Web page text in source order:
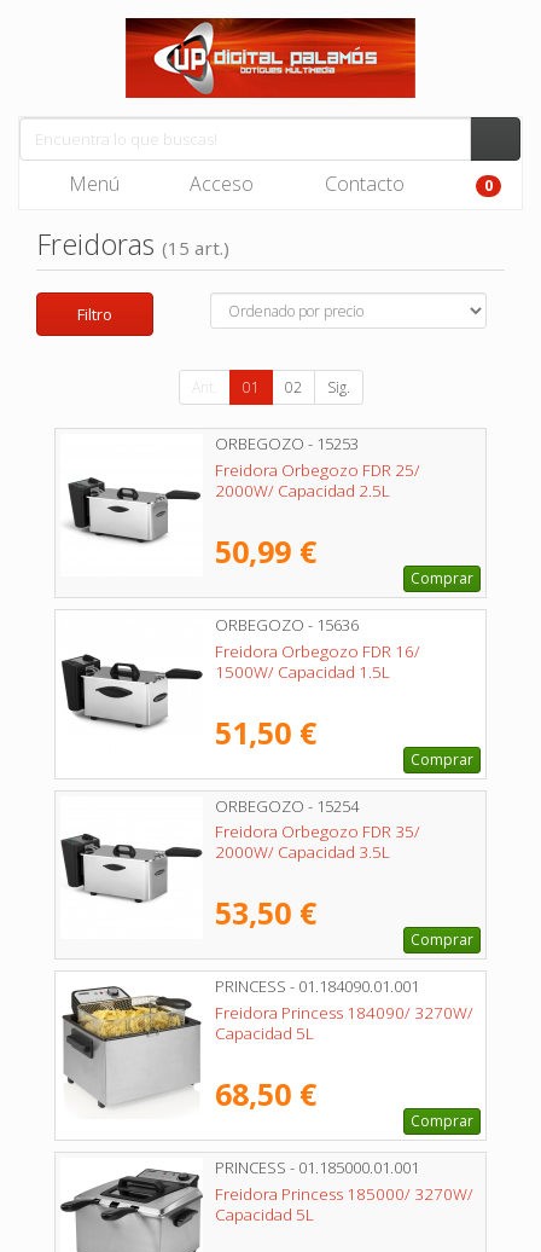
Menú Acceso Contacto 0
Freidoras (15 art.)
Filtro
Ant. 01 02 Sig.
ORBEGOZO - 15253
Freidora Orbegozo FDR 25/
2000W/ Capacidad 2.5L
50,99 €
Comprar
ORBEGOZO - 15636
Freidora Orbegozo FDR 16/
1500W/ Capacidad 1.5L
51,50 €
Comprar
ORBEGOZO - 15254
Freidora Orbegozo FDR 35/
2000W/ Capacidad 3.5L
53,50 €
Comprar
PRINCESS - 01.184090.01.001
Freidora Princess 184090/ 3270W/
Capacidad 5L
68,50 €
Comprar
PRINCESS - 01.185000.01.001
Freidora Princess 185000/ 3270W/
Capacidad 5L